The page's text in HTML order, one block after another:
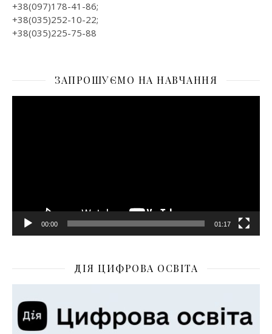
+38(097)178-41-86;
+38(035)252-10-22;
+38(035)225-75-88
ЗАПРОШУЄМО НА НАВЧАННЯ
00:00 01:17
ДІЯ ЦИФРОВА ОСВІТА